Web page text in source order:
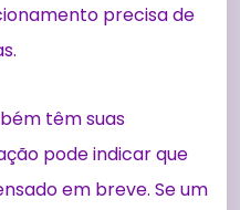
precisa de
têm suas
pode indicar que
em breve. Se um